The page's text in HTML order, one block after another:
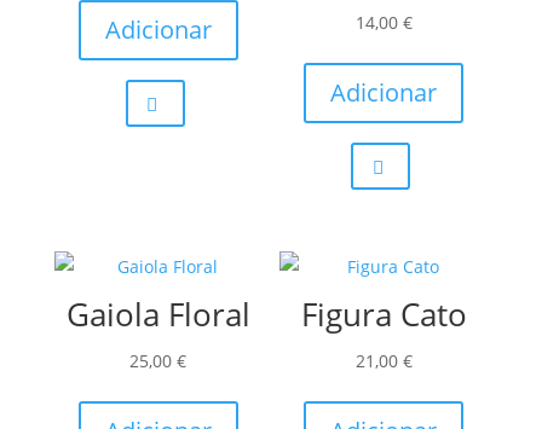
Adicionar 14,00 €
Adicionar
Gaiola Floral
25,00€
Figura Cato
21,00 €